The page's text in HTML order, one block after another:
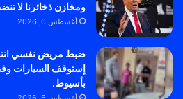
ومخازن ذخائرنا لا
أغسطس 6, 2026
ضبط مريض نفسي
إستوقف السيارات
بأسيوط.